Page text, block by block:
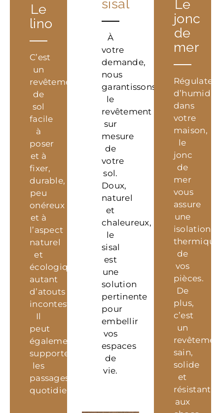
Le
lino
C’est
un
revêtement
de
sol
facile
à
poser
et à
fixer,
durable,
peu
onéreux
et à
l’aspect
naturel
et
écologique,
autant
d’atouts
incontestables.
Il
peut
également
supporter
les
passages
quotidiens.
sisal
À
votre
demande,
nous
garantissons
le
revêtement
sur
mesure
de
votre
sol.
Doux,
naturel
et
chaleureux,
le
sisal
est
une
solution
pertinente
pour
embellir
vos
espaces
de
vie.
Le
jonc
de
mer
dans
votre
maison,
le
jonc
de
mer
vous
assure
une
isolation
thermique
de
vos
pièces.
De
plus,
c’est
un
sain,
solide
et
résistant
aux